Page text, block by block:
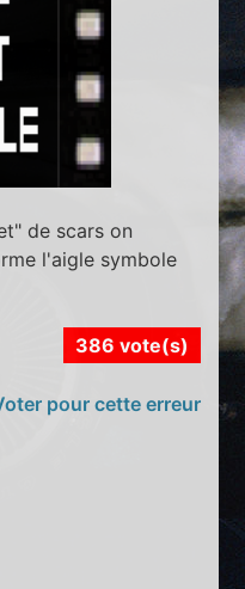
de scars on
l'aigle symbole
386 vote(s)
pour cette erreur